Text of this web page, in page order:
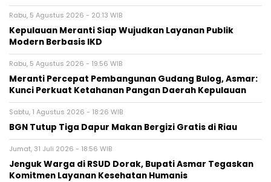
Rabu, 5 Agustus 2026 - 20:13 WIB
Kepulauan Meranti Siap Wujudkan Layanan Publik
Modern Berbasis IKD
Rabu, 5 Agustus 2026 - 19:56 WIB
Meranti Percepat Pembangunan Gudang Bulog, Asmar:
Kunci Perkuat Ketahanan Pangan Daerah Kepulauan
Sabtu, 1 Agustus 2026 - 18:26 WIB
BGN Tutup Tiga Dapur Makan Bergizi Gratis di Riau
Jumat, 31 Juli 2026 - 18:56 WIB
Jenguk Warga di RSUD Dorak, Bupati Asmar Tegaskan
Komitmen Layanan Kesehatan Humanis